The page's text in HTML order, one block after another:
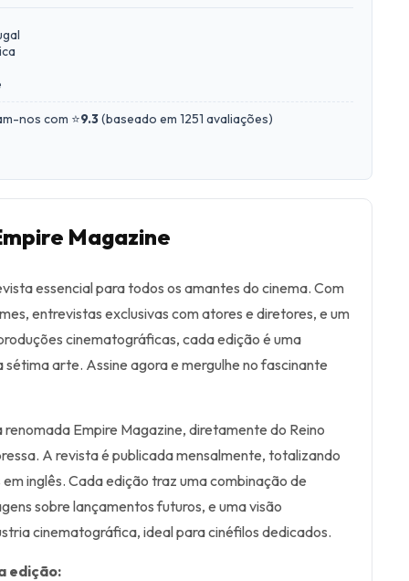
nos com ⭐9.3(baseado em 1251 avaliações)
Magazine
essencial para todos os amantes do cinema. Com
entrevistas exclusivas com atores e diretores, e um
cinematográficas, cada edição é uma
arte. Assine agora e mergulhe no fascinante
Empire Magazine, diretamente do Reino
A revista é publicada mensalmente, totalizando
inglês. Cada edição traz uma combinação de
sobre lançamentos futuros, e uma visão
cinematográfica, ideal para cinéfilos dedicados.
edição: